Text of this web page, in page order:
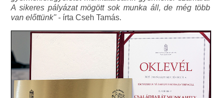
A sikeres pályázat mögött sok munka áll, de még több
van előttünk"- írta Cseh Tamás.